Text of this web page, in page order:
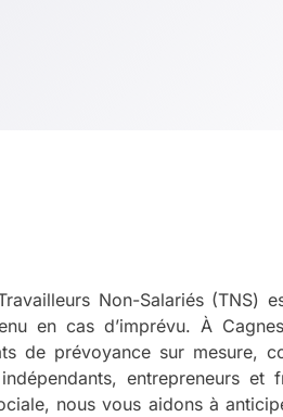
Non-Salariés (TNS)
en cas d’imprévu. À
de prévoyance sur mesure,
entrepreneurs et
nous vous aidons à